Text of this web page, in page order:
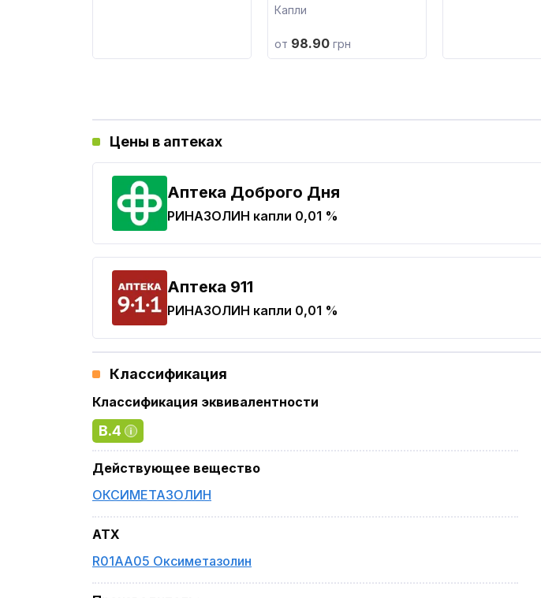
Капли
от 98.90 грн
Цены в аптеках
Аптека Доброго Дня
РИНАЗОЛИН капли 0,01 %
Aптека 911
РИНАЗОЛИН капли 0,01 %
Классификация
Классификация эквивалентности
B.4
Действующее вещество
ОКСИМЕТАЗОЛИН
ATX
R01AA05 Оксиметазолин